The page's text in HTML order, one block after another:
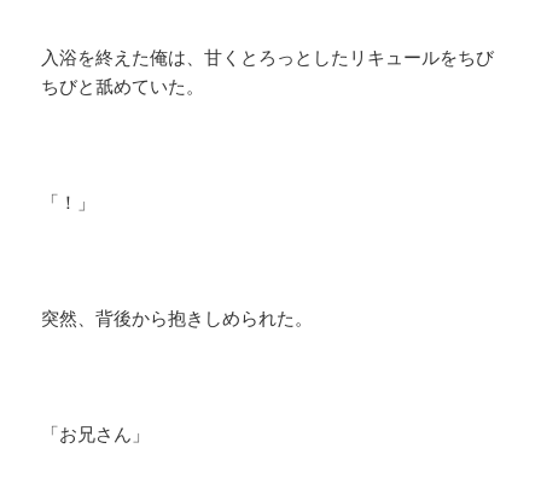
入浴を終えた俺は、甘くとろっとしたリキュールをちび
ちびと舐めていた。
「！」
突然、背後から抱きしめられた。
「お兄さん」